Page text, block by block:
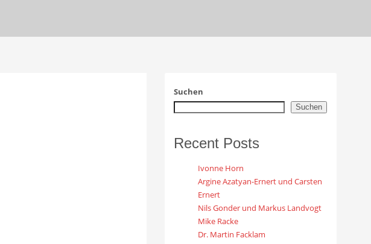
Suchen
Suchen
Recent Posts
Ivonne Horn
Argine Azatyan-Ernert und Carsten
Ernert
Nils Gonder und Markus Landvogt
Mike Racke
Dr. Martin Facklam